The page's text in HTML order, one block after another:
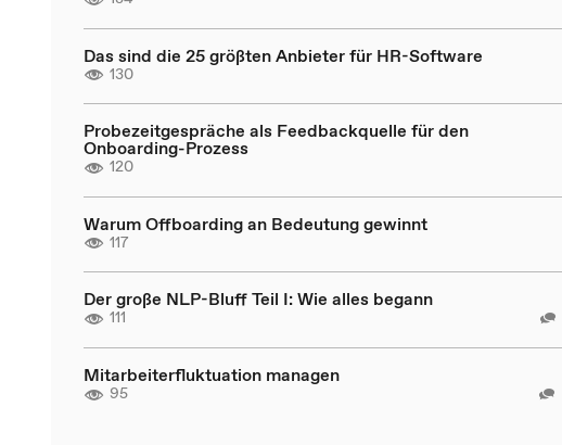
Das sind die 25 größten Anbieter für HR-Software
130
Probezeitgespräche als Feedbackquelle für den
Onboarding-Prozess
120
Warum Offboarding an Bedeutung gewinnt
117
Der große NLP-Bluff Teil I: Wie alles begann
111
Mitarbeiterfluktuation managen
95